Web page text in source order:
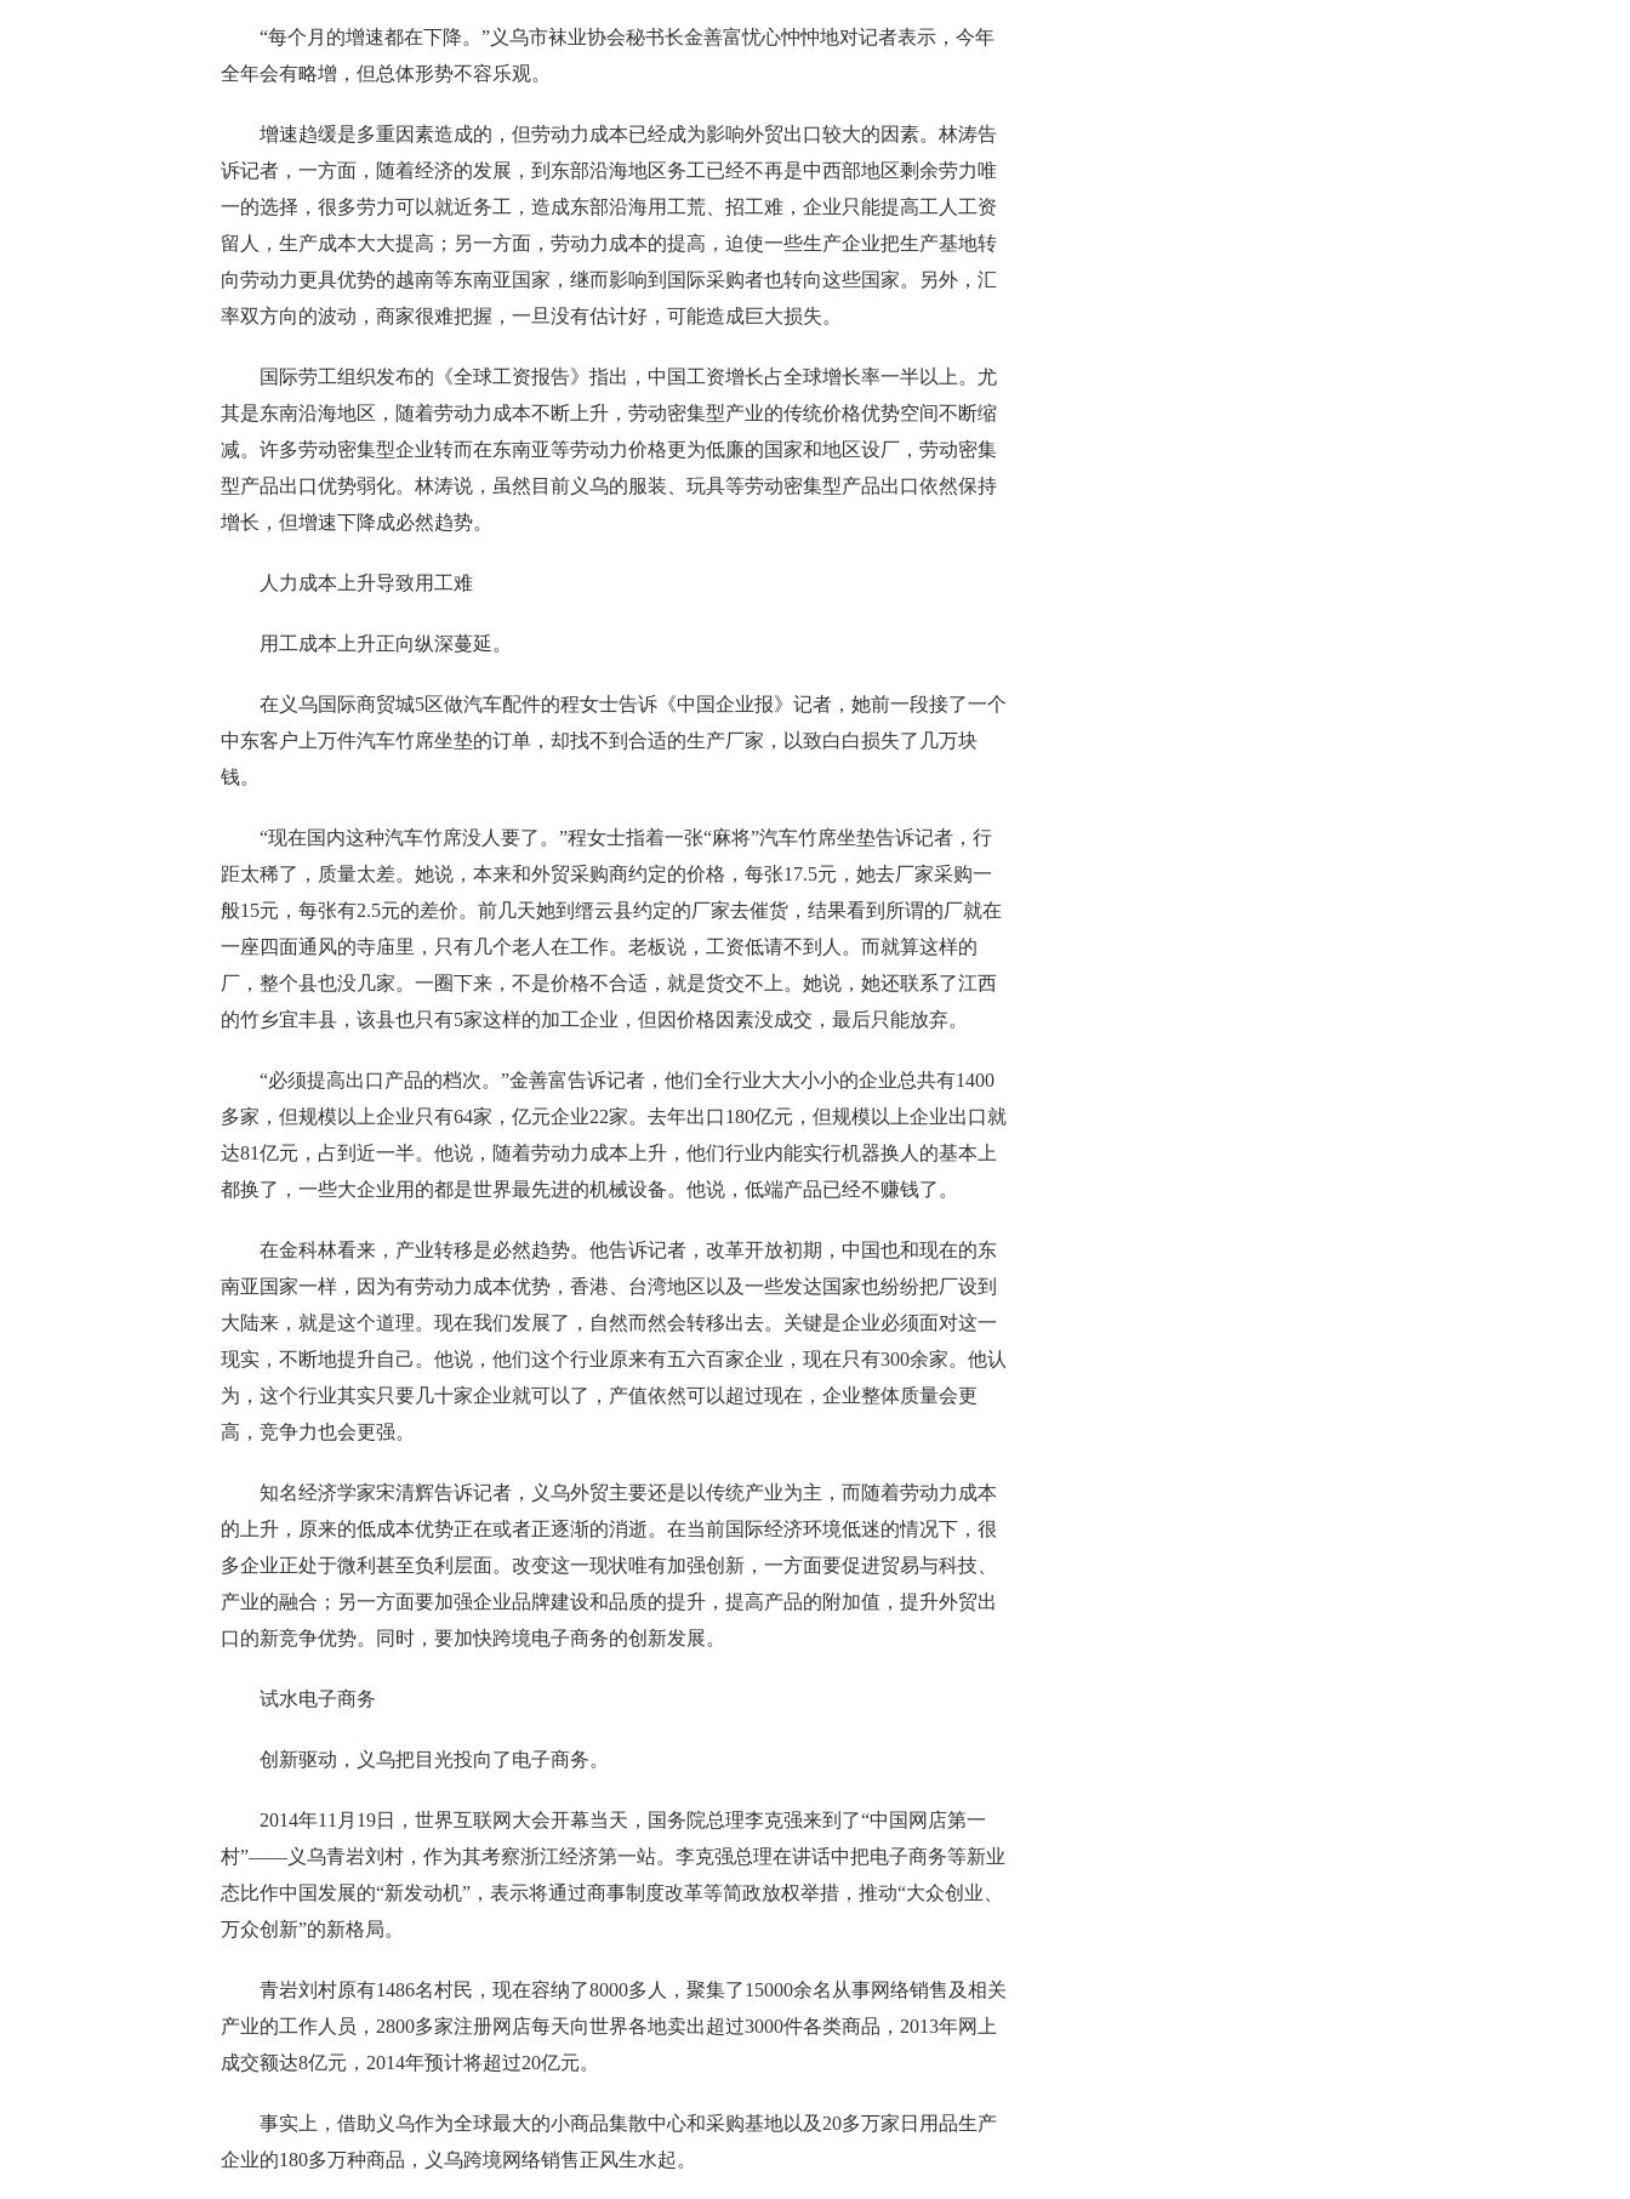
“每个月的增速都在下降。”义乌市袜业协会秘书长金善富忧心忡忡地对记者表示，今年
全年会有略增，但总体形势不容乐观。
增速趋缓是多重因素造成的，但劳动力成本已经成为影响外贸出口较大的因素。林涛告
诉记者，一方面，随着经济的发展，到东部沿海地区务工已经不再是中西部地区剩余劳力唯
一的选择，很多劳力可以就近务工，造成东部沿海用工荒、招工难，企业只能提高工人工资
留人，生产成本大大提高；另一方面，劳动力成本的提高，迫使一些生产企业把生产基地转
向劳动力更具优势的越南等东南亚国家，继而影响到国际采购者也转向这些国家。另外，汇
率双方向的波动，商家很难把握，一旦没有估计好，可能造成巨大损失。
国际劳工组织发布的《全球工资报告》指出，中国工资增长占全球增长率一半以上。尤
其是东南沿海地区，随着劳动力成本不断上升，劳动密集型产业的传统价格优势空间不断缩
减。许多劳动密集型企业转而在东南亚等劳动力价格更为低廉的国家和地区设厂，劳动密集
型产品出口优势弱化。林涛说，虽然目前义乌的服装、玩具等劳动密集型产品出口依然保持
增长，但增速下降成必然趋势。
人力成本上升导致用工难
用工成本上升正向纵深蔓延。
在义乌国际商贸城5区做汽车配件的程女士告诉《中国企业报》记者，她前一段接了一个
中东客户上万件汽车竹席坐垫的订单，却找不到合适的生产厂家，以致白白损失了几万块
钱。
“现在国内这种汽车竹席没人要了。”程女士指着一张“麻将”汽车竹席坐垫告诉记者，行
距太稀了，质量太差。她说，本来和外贸采购商约定的价格，每张17.5元，她去厂家采购一
般15元，每张有2.5元的差价。前几天她到缙云县约定的厂家去催货，结果看到所谓的厂就在
一座四面通风的寺庙里，只有几个老人在工作。老板说，工资低请不到人。而就算这样的
厂，整个县也没几家。一圈下来，不是价格不合适，就是货交不上。她说，她还联系了江西
的竹乡宜丰县，该县也只有5家这样的加工企业，但因价格因素没成交，最后只能放弃。
“必须提高出口产品的档次。”金善富告诉记者，他们全行业大大小小的企业总共有1400
多家，但规模以上企业只有64家，亿元企业22家。去年出口180亿元，但规模以上企业出口就
达81亿元，占到近一半。他说，随着劳动力成本上升，他们行业内能实行机器换人的基本上
都换了，一些大企业用的都是世界最先进的机械设备。他说，低端产品已经不赚钱了。
在金科林看来，产业转移是必然趋势。他告诉记者，改革开放初期，中国也和现在的东
南亚国家一样，因为有劳动力成本优势，香港、台湾地区以及一些发达国家也纷纷把厂设到
大陆来，就是这个道理。现在我们发展了，自然而然会转移出去。关键是企业必须面对这一
现实，不断地提升自己。他说，他们这个行业原来有五六百家企业，现在只有300余家。他认
为，这个行业其实只要几十家企业就可以了，产值依然可以超过现在，企业整体质量会更
高，竞争力也会更强。
知名经济学家宋清辉告诉记者，义乌外贸主要还是以传统产业为主，而随着劳动力成本
的上升，原来的低成本优势正在或者正逐渐的消逝。在当前国际经济环境低迷的情况下，很
多企业正处于微利甚至负利层面。改变这一现状唯有加强创新，一方面要促进贸易与科技、
产业的融合；另一方面要加强企业品牌建设和品质的提升，提高产品的附加值，提升外贸出
口的新竞争优势。同时，要加快跨境电子商务的创新发展。
试水电子商务
创新驱动，义乌把目光投向了电子商务。
2014年11月19日，世界互联网大会开幕当天，国务院总理李克强来到了“中国网店第一
村”——义乌青岩刘村，作为其考察浙江经济第一站。李克强总理在讲话中把电子商务等新业
态比作中国发展的“新发动机”，表示将通过商事制度改革等简政放权举措，推动“大众创业、
万众创新”的新格局。
青岩刘村原有1486名村民，现在容纳了8000多人，聚集了15000余名从事网络销售及相关
产业的工作人员，2800多家注册网店每天向世界各地卖出超过3000件各类商品，2013年网上
成交额达8亿元，2014年预计将超过20亿元。
事实上，借助义乌作为全球最大的小商品集散中心和采购基地以及20多万家日用品生产
企业的180多万种商品，义乌跨境网络销售正风生水起。